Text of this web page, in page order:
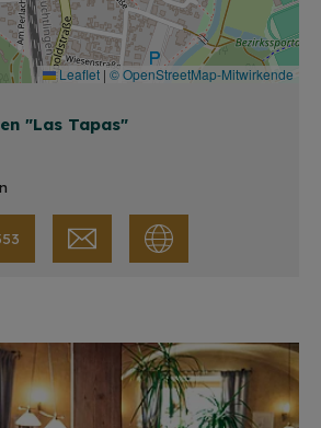
Leaflet | © OpenStreetMap-Mitwirkende
"Las Tapas"